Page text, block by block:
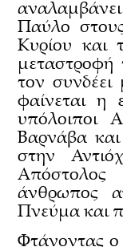
Παύλο
Κυρίου και
μεταστροφή
τον
φαίνεται η
υπόλοιποι
Βαρνάβα
στην
άνθρωπος
Πνεύμα και
Φτάνοντας